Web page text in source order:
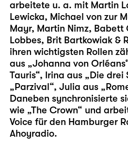
arbeitete u. a. mit Martin
Lewicka, Michael von zur
Mayr, Martin Nimz, Babett
Lobbes, Brit Bartkowiak &
ihren wichtigsten Rollen
aus „Johanna von
Tauris“, Irina aus „Die drei
„Parzival“, Julia aus
Daneben synchronisierte
wie „The Crown“ und
Voice für den Hamburger
Ahoyradio.